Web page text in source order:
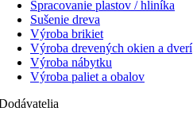
Spracovanie plastov / hliníka
Sušenie dreva
Výroba brikiet
Výroba drevených okien a dverí
Výroba nábytku
Výroba paliet a obalov